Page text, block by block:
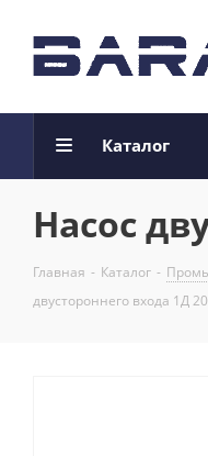
Каталог
Насос
Главная - Каталог -
двустороннего входа 1Д